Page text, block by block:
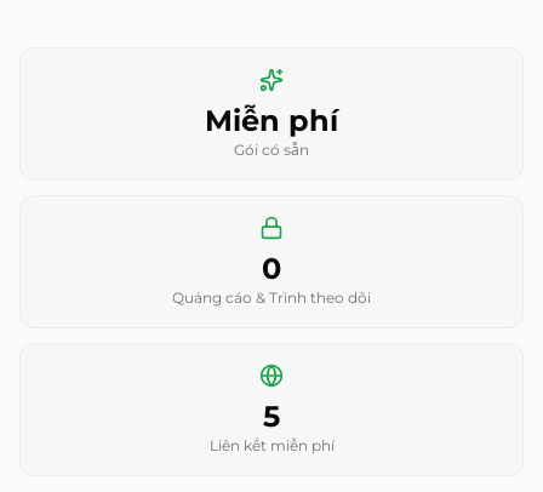
Miễn phí
Gói có sẵn
0
Quảng cáo & Trình theo dõi
5
Liên kết miễn phí